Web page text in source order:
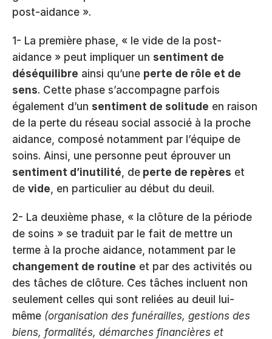
post-aidance ».
1- La première phase, « le vide de la post-
aidance » peut impliquer un sentiment de
déséquilibre ainsi qu’une perte de rôle et de
sens. Cette phase s’accompagne parfois
également d’un sentiment de solitude en raison
de la perte du réseau social associé à la proche
aidance, composé notamment par l’équipe de
sentiment d’inutilité, de perte de repères et
de vide, en particulier au début du deuil.
2- La deuxième phase, « la clôture de la période
de soins » se traduit par le fait de mettre un
terme à la proche aidance, notamment par le
changement de routine et par des activités ou
des tâches de clôture. Ces tâches incluent non
seulement celles qui sont reliées au deuil lui-
même (organisation des funérailles, gestions des
biens, formalités, démarches financières et